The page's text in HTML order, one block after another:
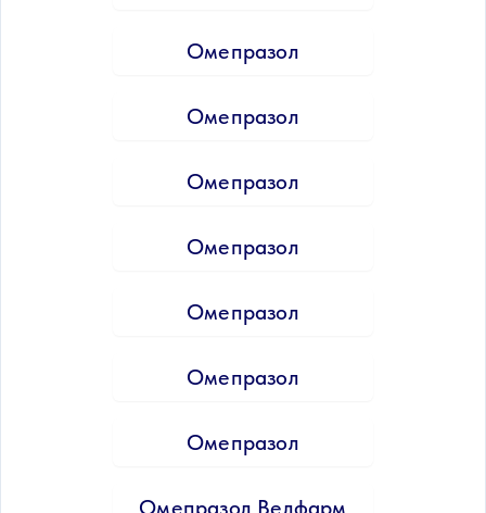
Омепразол
Омепразол
Омепразол
Омепразол
Омепразол
Омепразол
Омепразол
Омепразол Велфарм